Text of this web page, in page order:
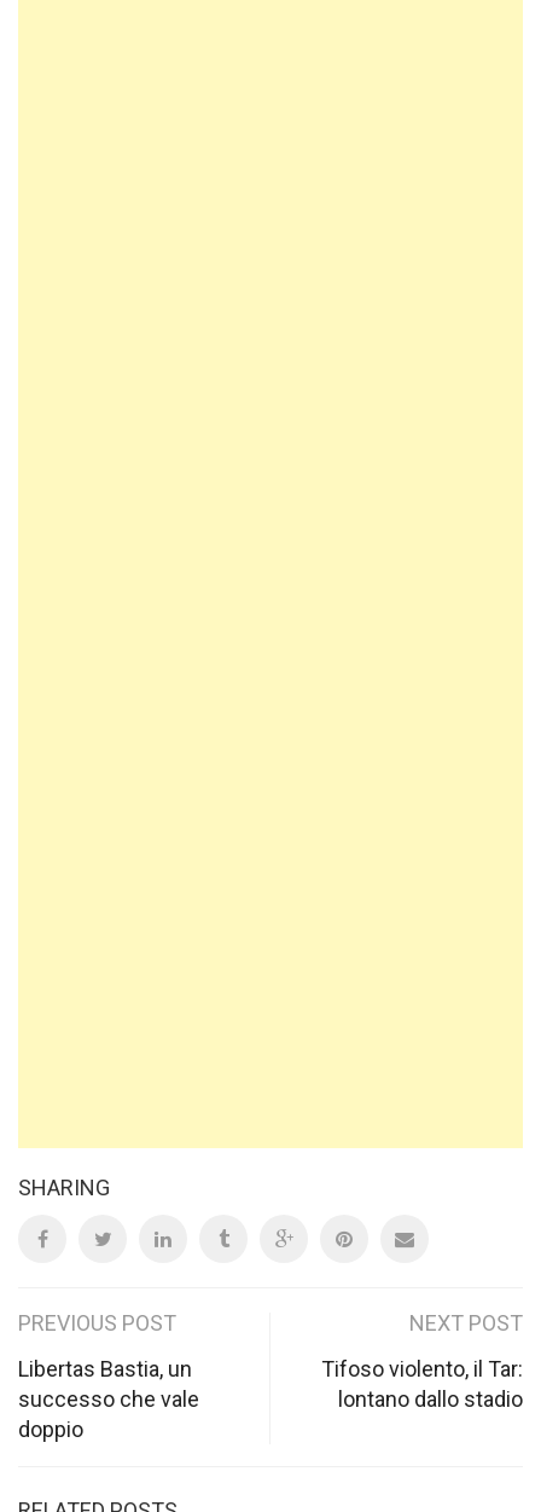
SHARING
Post
navigation
PREVIOUS POST
Libertas Bastia, un
successo che vale
doppio
NEXT POST
Tifoso violento, il Tar:
lontano dallo stadio